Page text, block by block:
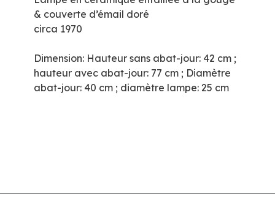
& couverte d’émail doré
circa 1970
Dimension: Hauteur sans abat-jour: 42 cm ;
hauteur avec abat-jour: 77 cm ; Diamètre
abat-jour: 40 cm ; diamètre lampe: 25 cm